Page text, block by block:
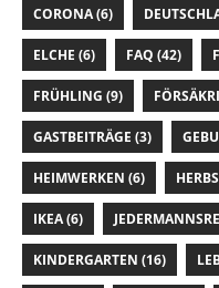
CORONA(6)
ELCHE (6) FAQ (42)
FRÜHLING (9)
GASTBEITRÄGE (3)
HEIMWERKEN (6)
IKEA(6)
KINDERGARTEN (16)